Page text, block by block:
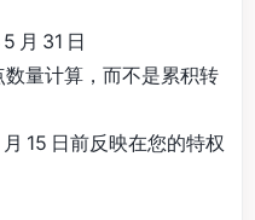
月 31 日
量计算，而不是累积转
15 日前反映在您的特权